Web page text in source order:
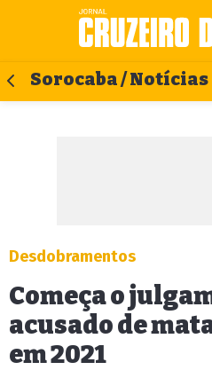
Sorocaba / Notícias
Desdobramentos
Começa o
acusado de
em 2021